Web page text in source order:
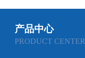
产品中心
PRODUCT CENTER